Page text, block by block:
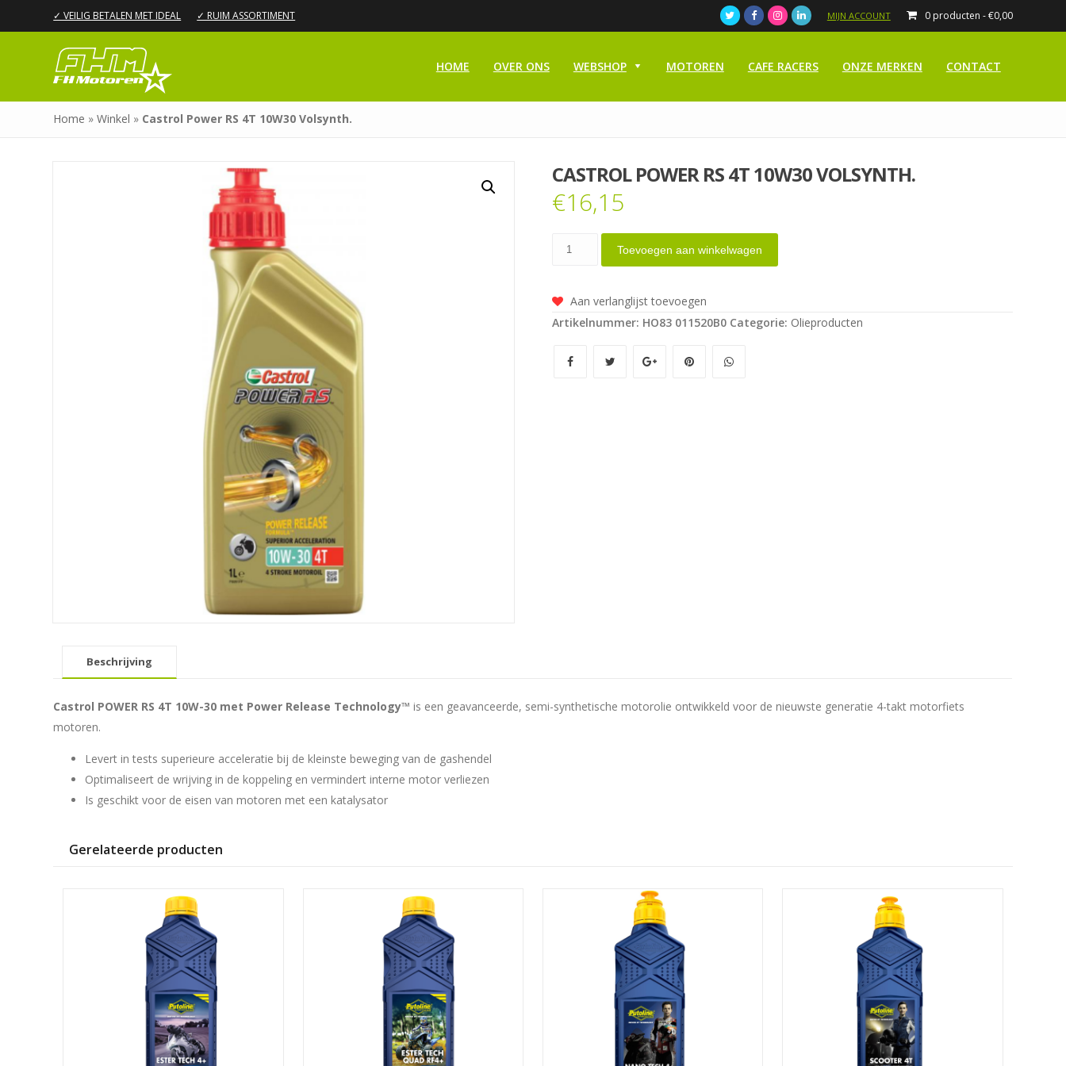
✓ VEILIG BETALEN MET IDEAL ✓ RUIM ASSORTIMENT 0 producten -€0,00
MIJN ACCOUNT
HOME OVER ONS WEBSHOP MOTOREN CAFE RACERS ONZE MERKEN CONTACT
Home »Winkel » Castrol Power RS 4T 10W30 Volsynth.
CASTROL POWER RS 4T 10W30 VOLSYNTH.
€16,15
Castrol
4T
10W30
aantal
Toevoegen aan winkelwagen
Aan verlanglijst toevoegen
Artikelnummer: HO83 011520B0 Categorie: Olieproducten
Beschrijving
Castrol POWER RS 4T 10W-30 met Power Release Technology™ is een geavanceerde, semi-synthetische motorolie ontwikkeld voor de nieuwste generatie 4-takt motorfiets
motoren.
Levert in tests superieure acceleratie bij de kleinste beweging van de gashendel
Optimaliseert de wrijving in de koppeling en vermindert interne motor verliezen
Is geschikt voor de eisen van motoren met een katalysator
Gerelateerde producten